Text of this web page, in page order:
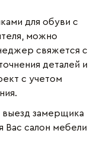
для обуви с
можно
свяжется с
деталей и
с учетом
выезд замерщика
Вас салон мебели